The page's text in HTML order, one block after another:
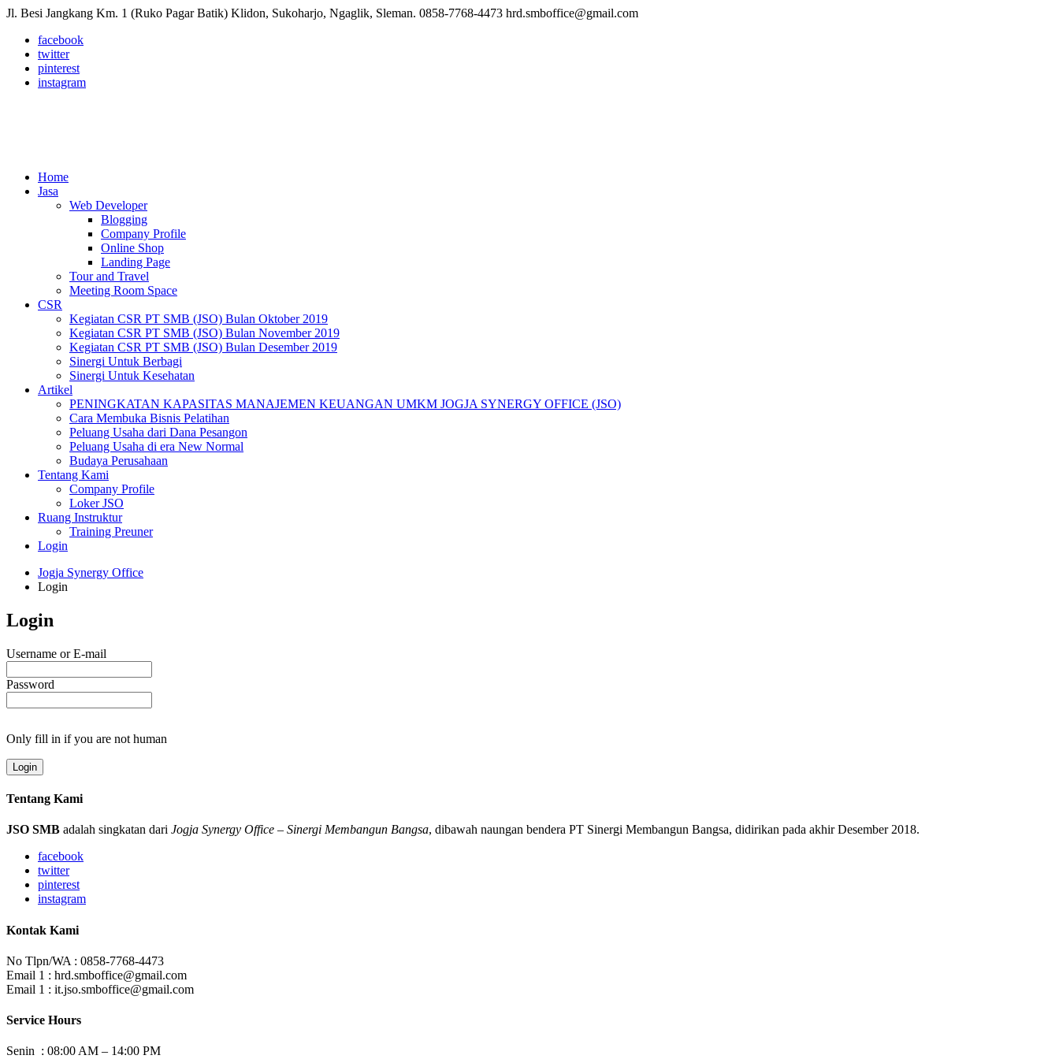
Jl. Besi Jangkang Km. 1 (Ruko Pagar Batik) Klidon, Sukoharjo, Ngaglik, Sleman. 0858-7768-4473 hrd.smboffice@gmail.com
facebook
twitter
pinterest
instagram
Home
Jasa
Web Developer
Blogging
Company Profile
Online Shop
Landing Page
Tour and Travel
Meeting Room Space
CSR
Kegiatan CSR PT SMB (JSO) Bulan Oktober 2019
Kegiatan CSR PT SMB (JSO) Bulan November 2019
Kegiatan CSR PT SMB (JSO) Bulan Desember 2019
Sinergi Untuk Berbagi
Sinergi Untuk Kesehatan
Artikel
PENINGKATAN KAPASITAS MANAJEMEN KEUANGAN UMKM JOGJA SYNERGY OFFICE (JSO)
Cara Membuka Bisnis Pelatihan
Peluang Usaha dari Dana Pesangon
Peluang Usaha di era New Normal
Budaya Perusahaan
Tentang Kami
Company Profile
Loker JSO
Ruang Instruktur
Training Preuner
Login
Jogja Synergy Office
Login
Login
Username or E-mail
Password
Only fill in if you are not human
Tentang Kami
JSO SMB adalah singkatan dari Jogja Synergy Office – Sinergi Membangun Bangsa, dibawah naungan bendera PT Sinergi Membangun Bangsa, didirikan pada akhir Desember 2018.
facebook
twitter
pinterest
instagram
Kontak Kami
No Tlpn/WA : 0858-7768-4473
Email 1 : hrd.smboffice@gmail.com
Email 1 : it.jso.smboffice@gmail.com
Service Hours
Senin : 08:00 AM – 14:00 PM